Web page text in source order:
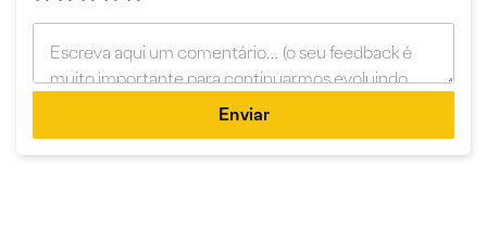
Enviar